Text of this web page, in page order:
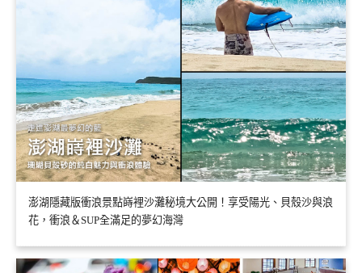
澎湖隱藏版衝浪景點嵵裡沙灘秘境大公開！享受陽光、貝殼沙與浪
花，衝浪＆SUP全滿足的夢幻海灣